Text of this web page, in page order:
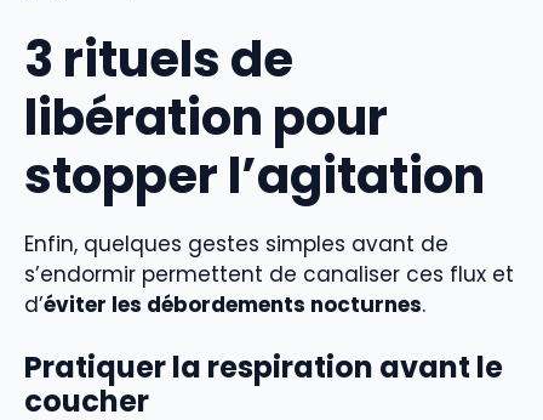
3 rituels de
libération pour
stopper l’agitation
Enfin, quelques gestes simples avant de
s’endormir permettent de canaliser ces flux et
d’éviter les débordements nocturnes.
Pratiquer la respiration avant le
coucher